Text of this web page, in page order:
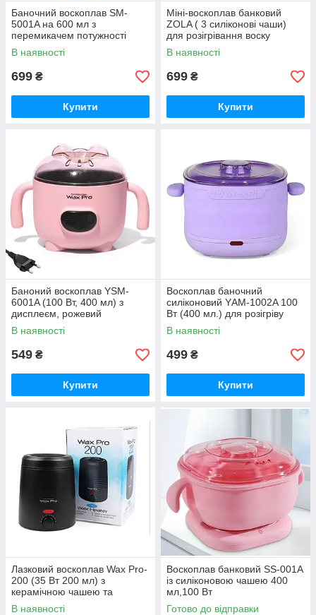
Баночний воскоплав SM-
5001A на 600 мл з
перемикачем потужності
100Вт та 200 Вт
В наявності
699 ₴
Купити
Міні-воскоплав банковий
ZOLA ( 3 силіконові чаши)
для розігрівання воску
В наявності
699 ₴
Купити
Баноний воскоплав YSM-
6001A (100 Вт, 400 мл) з
дисплеєм, рожевий
В наявності
549 ₴
Купити
Воскоплав баночний
силіконовий YАM-1002A 100
Вт (400 мл.) для розігріву
воску, складний, фіолетовий
В наявності
499 ₴
Купити
Лазковий воскоплав Wax Pro-
200 (35 Вт 200 мл) з
керамічною чашею та
регулятором
В наявності
Воскоплав банковий SS-001A
із силіконовою чашею 400
мл,100 Вт
Готово до відправки